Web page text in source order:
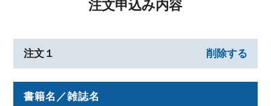
注文申込み内容
注文１ 削除する
書籍名／雑誌名